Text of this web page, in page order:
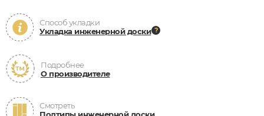
Способ укладки
Укладка инженерной доски
Подробнее
О производителе
Смотреть